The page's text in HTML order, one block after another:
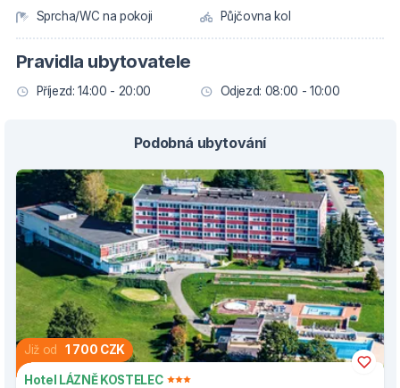
Sprcha/WC na pokoji
Půjčovna kol
Pravidla ubytovatele
Příjezd: 14:00 - 20:00 Odjezd: 08:00 - 10:00
Podobná ubytování
Již od 1 700 CZK
Hotel LÁZNĚ KOSTELEC